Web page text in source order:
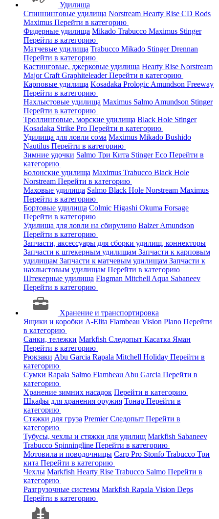
Удилища
Спиннинговые удилища Norstream Hearty Rise CD Rods
Maximus Перейти в категорию
Фидерные удилища Mikado Trabucco Maximus Stinger
Перейти в категорию
Матчевые удилища Trabucco Mikado StingerDrennan
Перейти в категорию
Кастинговые, джерковые удилища Hearty Rise Norstream
Major Craft GraphiteleaderПерейти в категорию
Карповые удилища Kosadaka Prologic Amundson Freeway
Перейти в категорию
Нахлыстовые удилища Maximus Salmo Amundson Stinger
Перейти в категорию
Троллинговые, морские удилища Black Hole Stinger
Kosadaka Strike Pro Перейти в категорию
Удилища для ловли сома Maximus Mikado Bushido
Nautilus Перейти в категорию
Зимние удочки Salmo Три Кита StingerEco Перейти в
категорию
Болонские удилища Maximus Trabucco Black Hole
Norstream Перейти в категорию
Маховые удилища Salmo Black Hole Norstream Maximus
Перейти в категорию
Бортовые удилища Colmic Higashi Okuma Forsage
Перейти в категорию
Удилища для ловли на сбирулино BalzerAmundson
Перейти в категорию
Запчасти, аксессуары для сборки удилищ, коннекторы
Запчасти к штекерным удилищам Запчасти к карповым
удилищам Запчасти к матчевым удилищам Запчасти к
нахлыстовым удилищам Перейти в категорию
Штекерные удилища Flagman Mitchell Aqua Sabaneev
Перейти в категорию
Хранение и транспортировка
Ящики и коробки A-Elita Flambeau Vision Plano Перейти
в категорию
Санки, тележки Markfish Следопыт Касатка Яман
Перейти в категорию
Рюкзаки Abu Garcia Rapala Mitchell Holiday Перейти в
категорию
Сумки Rapala Salmo Flambeau Abu Garcia Перейти в
категорию
Хранение зимних насадок Перейти в категорию
Шкафы для хранения оружия Тонар Перейти в
категорию
Стяжки для груза PremierСледопыт Перейти в
категорию
Тубусы, чехлы и стяжки для удилищ Markfish Sabaneev
Trabucco Spinningline Перейти в категорию
Мотовила и поводочницы Carp Pro Stonfo Trabucco Три
кита Перейти в категорию
Чехлы Markfish Hearty Rise Trabucco Salmo Перейти в
категорию
Разгрузочные системы Markfish Rapala Vision Deps
Перейти в категорию